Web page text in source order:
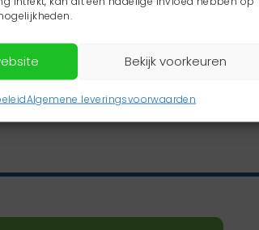
Bekijk voorkeuren
Algemene leveringsvoorwaarden